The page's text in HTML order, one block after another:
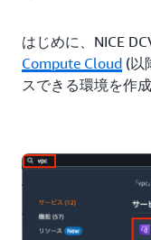
はじめに、NICE
Compute Cloud (以
スできる環境を作成